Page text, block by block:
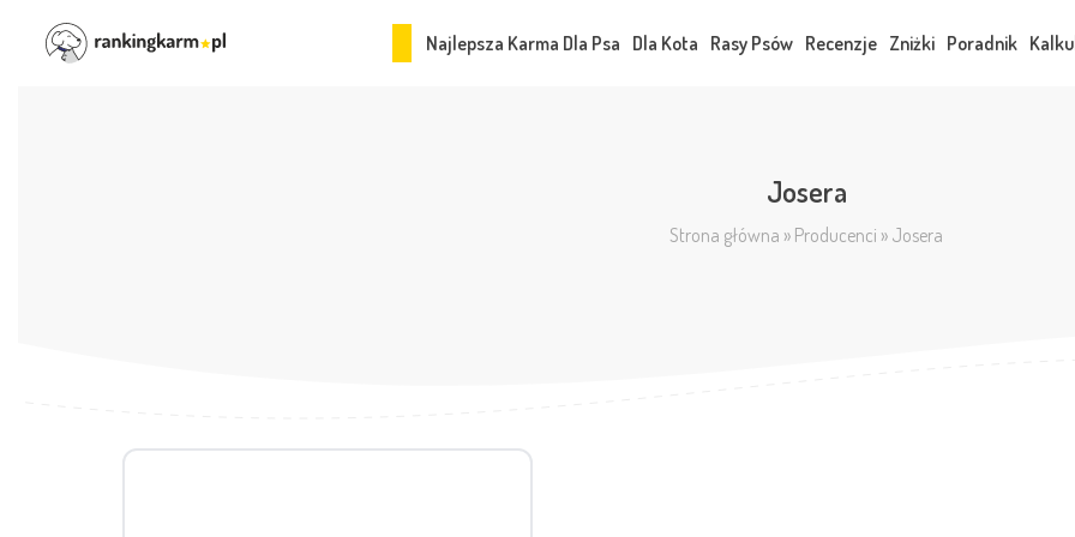
Najlepsza Karma Dla Psa Dla Kota Rasy Psów Recenzje Zniżki Poradnik
Josera
Strona główna » Producenci » Josera